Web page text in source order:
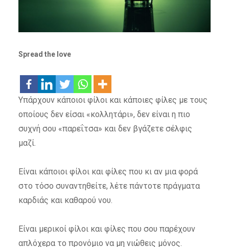
Spread the love
Υπάρχουν κάποιοι φίλοι και κάποιες φίλες με τους
οποίους δεν είσαι «κολλητάρι», δεν είναι η πιο
συχνή σου «παρεΐτσα» και δεν βγάζετε σέλφις
μαζί.
Είναι κάποιοι φίλοι και φίλες που κι αν μια φορά
στο τόσο συναντηθείτε, λέτε πάντοτε πράγματα
καρδιάς και καθαρού νου.
Είναι μερικοί φίλοι και φίλες που σου παρέχουν
απλόχερα το προνόμιο να μη νιώθεις μόνος.